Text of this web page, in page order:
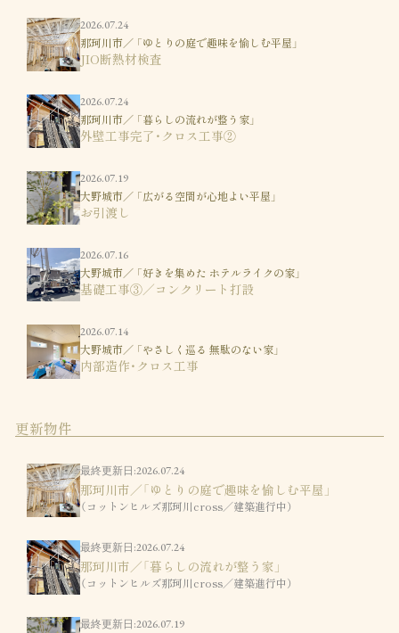
2026.07.24
那珂川市／ 「ゆとりの庭で趣味を愉しむ平屋」
JIO断熱材検査
2026.07.24
那珂川市／ 「暮らしの流れが整う家」
外壁工事完了・クロス工事②
2026.07.19
大野城市／ 「広がる空間が心地よい平屋」
お引渡し
2026.07.16
大野城市／ 「好きを集めた ホテルライクの家」
基礎工事③／コンクリート打設
2026.07.14
大野城市／ 「やさしく巡る 無駄のない家」
内部造作・クロス工事
更新物件
最終更新日:2026.07.24
那珂川市／「ゆとりの庭で趣味を愉しむ平屋」
（コットンヒルズ那珂川cross／建築進行中）
最終更新日:2026.07.24
那珂川市／「暮らしの流れが整う家」
（コットンヒルズ那珂川cross／建築進行中）
最終更新日:2026.07.19